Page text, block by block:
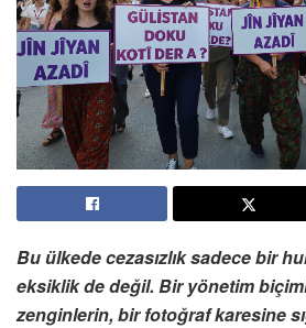
Bu ülkede cezasızlık sadece bir
eksiklik de değil. Bir yönetim
zenginlerin, bir fotoğraf karesine